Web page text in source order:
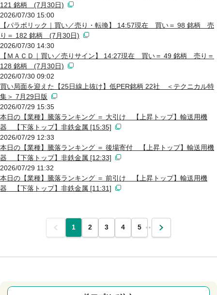
121 銘柄 (7月30日)
2026/07/30 15:00
【パラボリック｜買い／売り・転換】 14:57現在 買い＝ 98 銘柄 売
り＝ 182 銘柄 (7月30日)
2026/07/30 14:30
【ＭＡＣＤ｜買い／売りサイン】 14:27現在 買い＝ 49 銘柄 売り＝
128 銘柄 (7月30日)
2026/07/30 09:02
買い局面を迎えた【25日線上抜け】低PER銘柄 22社 ＜テクニカル特
集＞ 7月29日版
2026/07/29 15:35
本日の【業種】騰落ランキング ＝ 大引け 【上昇トップ】輸送用機
器 【下落トップ】非鉄金属 [15:35]
2026/07/29 12:33
本日の【業種】騰落ランキング ＝ 後場寄付 【上昇トップ】輸送用機
器 【下落トップ】非鉄金属 [12:33]
2026/07/29 11:32
本日の【業種】騰落ランキング ＝ 前引け 【上昇トップ】輸送用機
器 【下落トップ】非鉄金属 [11:31]
前 1 2 3 4 5 … 次